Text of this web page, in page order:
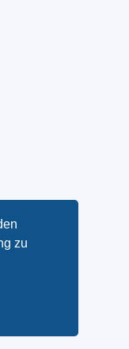
zu